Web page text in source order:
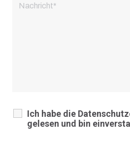
Ich habe die
gelesen und bin